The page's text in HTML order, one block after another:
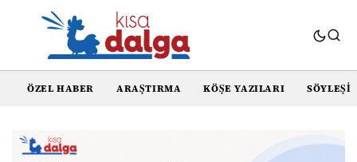
ÖZEL HABER ARAŞTIRMA KÖŞE YAZILARI SÖYLEŞI